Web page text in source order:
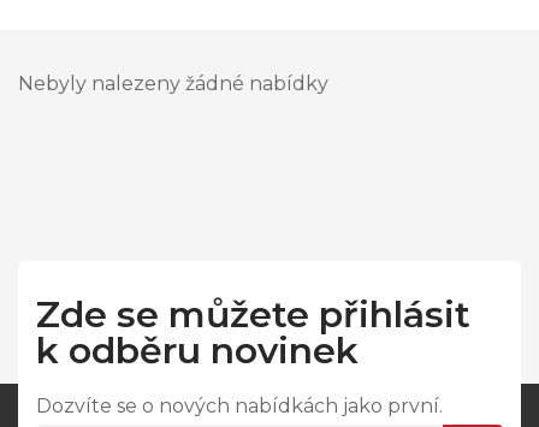
Nebyly nalezeny žádné nabídky
Zde se můžete přihlásit
k odběru novinek
Dozvíte se o nových nabídkách jako první.